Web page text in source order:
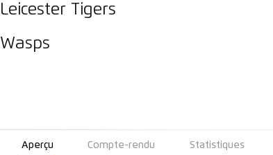
Leicester Tigers
Wasps
Aperçu Compte-rendu Statistiques